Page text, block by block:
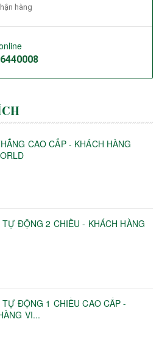
hàng
CAO CẤP - KHÁCH HÀNG
ĐỘNG 2 CHIỀU - KHÁCH HÀNG
ĐỘNG 1 CHIỀU CAO CẤP -
VI...